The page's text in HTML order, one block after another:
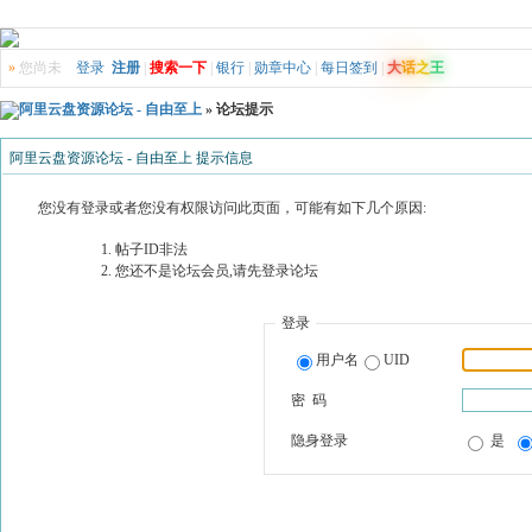
» 您尚未 登录 注册 搜索一下 银行 勋章中心 每日签到 大话之王
阿里云盘资源论坛 - 自由至上 » 论坛提示
阿里云盘资源论坛 - 自由至上 提示信息
您没有登录或者您没有权限访问此页面，可能有如下几个原因:
帖子ID非法
您还不是论坛会员,请先登录论坛
登录
用户名 UID
密 码
隐身登录 是